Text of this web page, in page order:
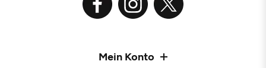
Mein Konto